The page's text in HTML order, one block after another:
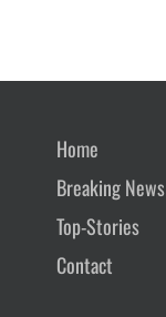
Home
Breaking News
Top-Stories
Contact